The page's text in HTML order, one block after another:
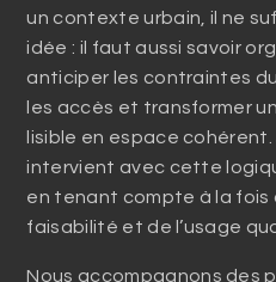
un contexte urbain, il ne
idée : il faut aussi savoir
anticiper les contraintes
les accès et transformer
lisible en espace
intervient avec cette
en tenant compte à la fois
faisabilité et de l’usage
Nous accompagnons des